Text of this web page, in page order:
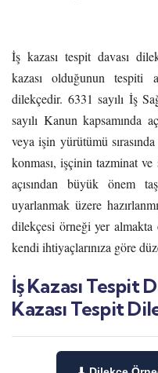
İş kazası tespit davası
kazası olduğunun tespiti
dilekçedir. 6331 sayılı İş
sayılı Kanun kapsamında
veya işin yürütümü
konması, işçinin tazminat ve
açısından büyük önem
uyarlanmak üzere
dilekçesi örneği yer
kendi ihtiyaçlarınıza göre
İş Kazası Tespit
Kazası Tespit